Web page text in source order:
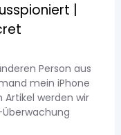
|
Person aus
mein iPhone
werden wir